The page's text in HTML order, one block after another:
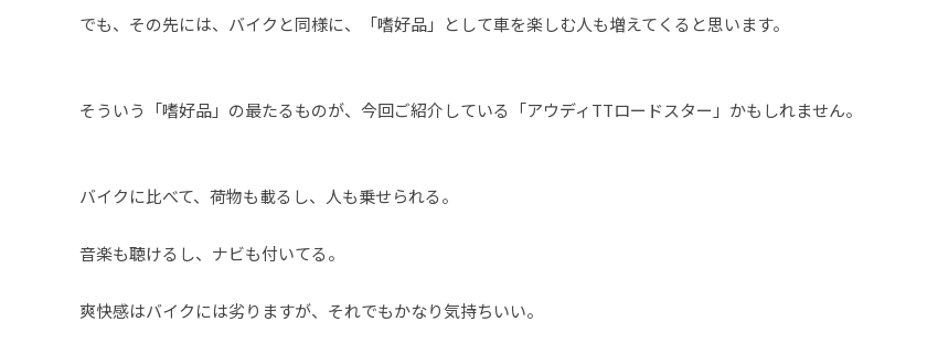
でも、その先には、バイクと同様に、「嗜好品」として車を楽しむ人も増えてくると思います。
そういう「嗜好品」の最たるものが、今回ご紹介している「アウディTTロードスター」かもしれません。
バイクに比べて、荷物も載るし、人も乗せられる。
音楽も聴けるし、ナビも付いてる。
爽快感はバイクには劣りますが、それでもかなり気持ちいい。